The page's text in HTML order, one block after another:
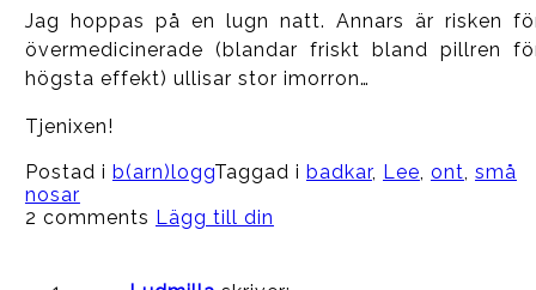
Jag hoppas på en lugn natt. Annars är risken
övermedicinerade (blandar friskt bland pillren
högsta effekt) ullisar stor imorron…
Tjenixen!
Postad i b(arn)loggTaggad i badkar, Lee, ont, små
nosar
2 comments Lägg till din